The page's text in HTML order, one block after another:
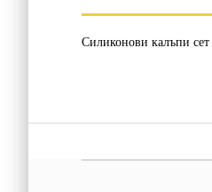
Силиконови калъпи